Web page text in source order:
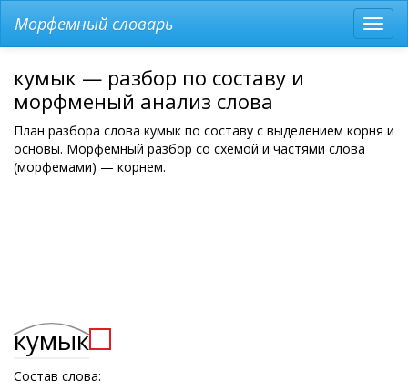
меню
Морфемный словарь
кумык — разбор по составу и
морфменый анализ слова
План разбора слова кумык по составу с выделением корня и
основы. Морфемный разбор со схемой и частями слова
(морфемами) — корнем.
кумык
Состав слова: